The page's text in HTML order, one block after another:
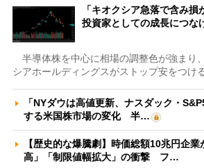
「キオクシア急落で含み
投資家としての成長につ
半導体株を中心に相場の調整色が強まり
シアホールディングスがストップ安をつけ
「NYダウは高値更新、ナスダック・
する米国株市場の変化 半…
【歴史的な爆騰劇】時価総額10兆円企
高」「制限値幅拡大」の衝撃 フ…